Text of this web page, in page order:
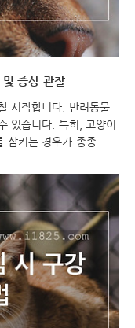
증상 관찰
시작합니다. 반려동물
있습니다. 특히, 고양이
삼키는 경우가 종종 있
닐 등의 위험한 물체를
보겠습니다. 고양이 비
비닐 삼킴 고양이 비닐
위험한 물체를 삼키면
것은 고양이의 안전을
비닐 등의 위험한 물체